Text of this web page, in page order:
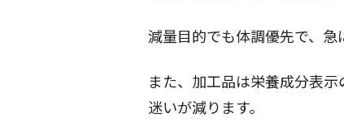
減量目的でも体調優先で、急
また、加工品は栄養成分表
迷いが減ります。